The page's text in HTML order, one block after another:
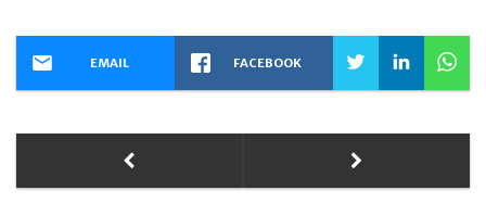
EMAIL FACEBOOK